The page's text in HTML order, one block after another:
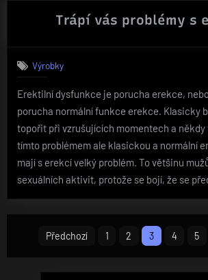
Trápí vás problémy s
Výrobky
Erektilní dysfunkce je porucha erekce,
porucha normální funkce erekce. Klasicky
topořit při vzrušujících momentech a někdy
tímto problémem ale klasickou a normální
mají s erekcí velký problém. To většinu
sexuálních aktivit, protože se bojí, že se
Stránkování
Předchozí 1 2 3 4 5